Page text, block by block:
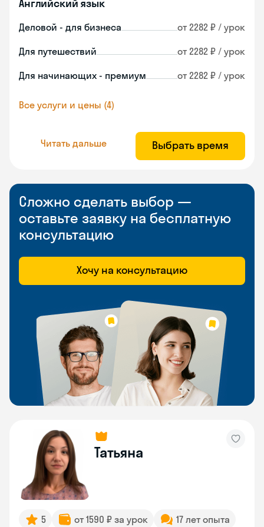
Английский язык
Деловой - для бизнеса от 2282 ₽ / урок
Для путешествий от 2282 ₽ / урок
Для начинающих - премиум от 2282 ₽ / урок
Все услуги и цены (4)
Читать дальше Выбрать время
Сложно сделать выбор —
оставьте заявку на бесплатную
консультацию
Хочу на консультацию
Татьяна
5 от 1590 ₽ за урок
17 лет опыта